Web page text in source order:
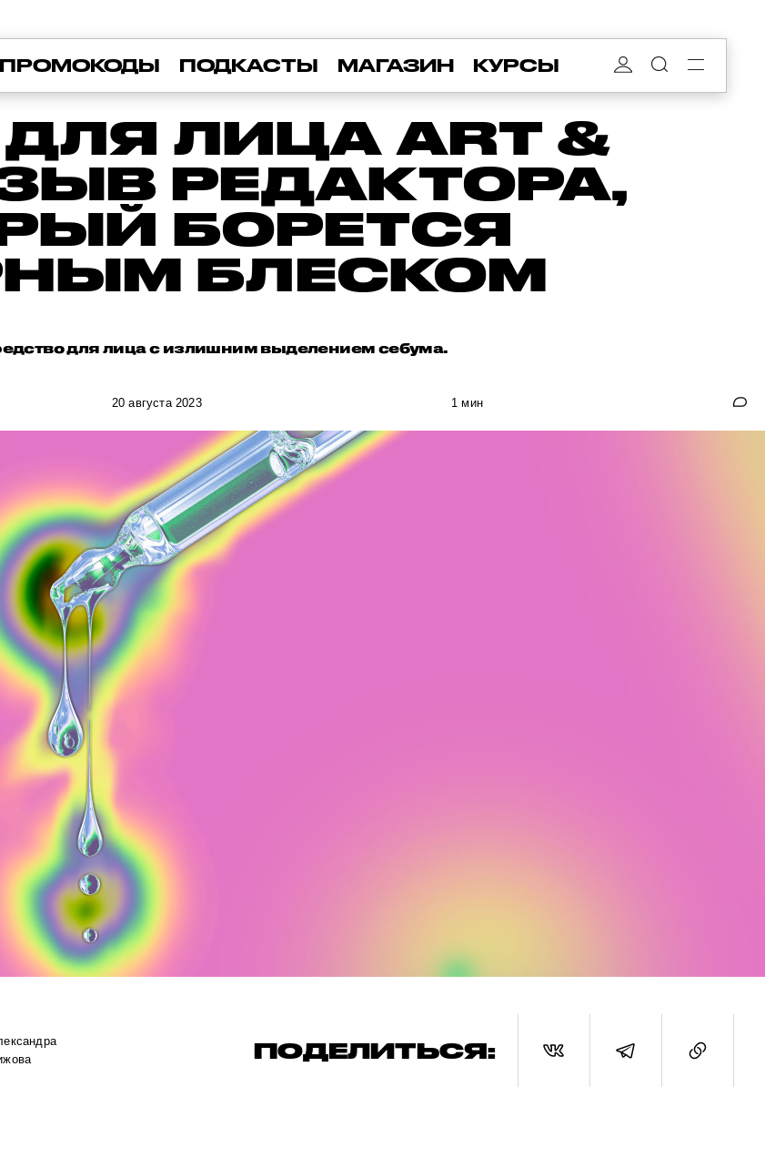
ПРОМОКОДЫ ПОДКАСТЫ МАГАЗИН КУРСЫ
ЛИЦА ART &
РЕДАКТОРА,
БОРЕТСЯ
БЛЕСКОМ
для лица с излишним выделением себума.
20 августа 2023 1 мин
ПОДЕЛИТЬСЯ: